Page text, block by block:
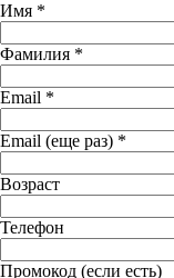
Имя *
Фамилия *
Email *
Email (еще раз) *
Возраст
Телефон
Промокод (если есть)